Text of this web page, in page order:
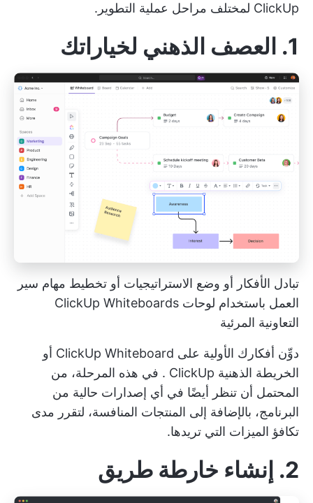
ClickUp لمختلف مراحل عملية التطوير.
1. العصف الذهني لخياراتك
تبادل الأفكار أو وضع الاستراتيجيات أو تخطيط مهام سير
العمل باستخدام لوحات ClickUp Whiteboards
التعاونية المرئية
دوِّن أفكارك الأولية على ClickUp Whiteboard أو
الخريطة الذهنية ClickUp
. في هذه المرحلة، من
المحتمل أن تنظر أيضًا في أي إصدارات حالية من
البرنامج، بالإضافة إلى المنتجات المنافسة، لتقرر مدى
تكافؤ الميزات التي تريدها.
2. إنشاء خارطة طريق